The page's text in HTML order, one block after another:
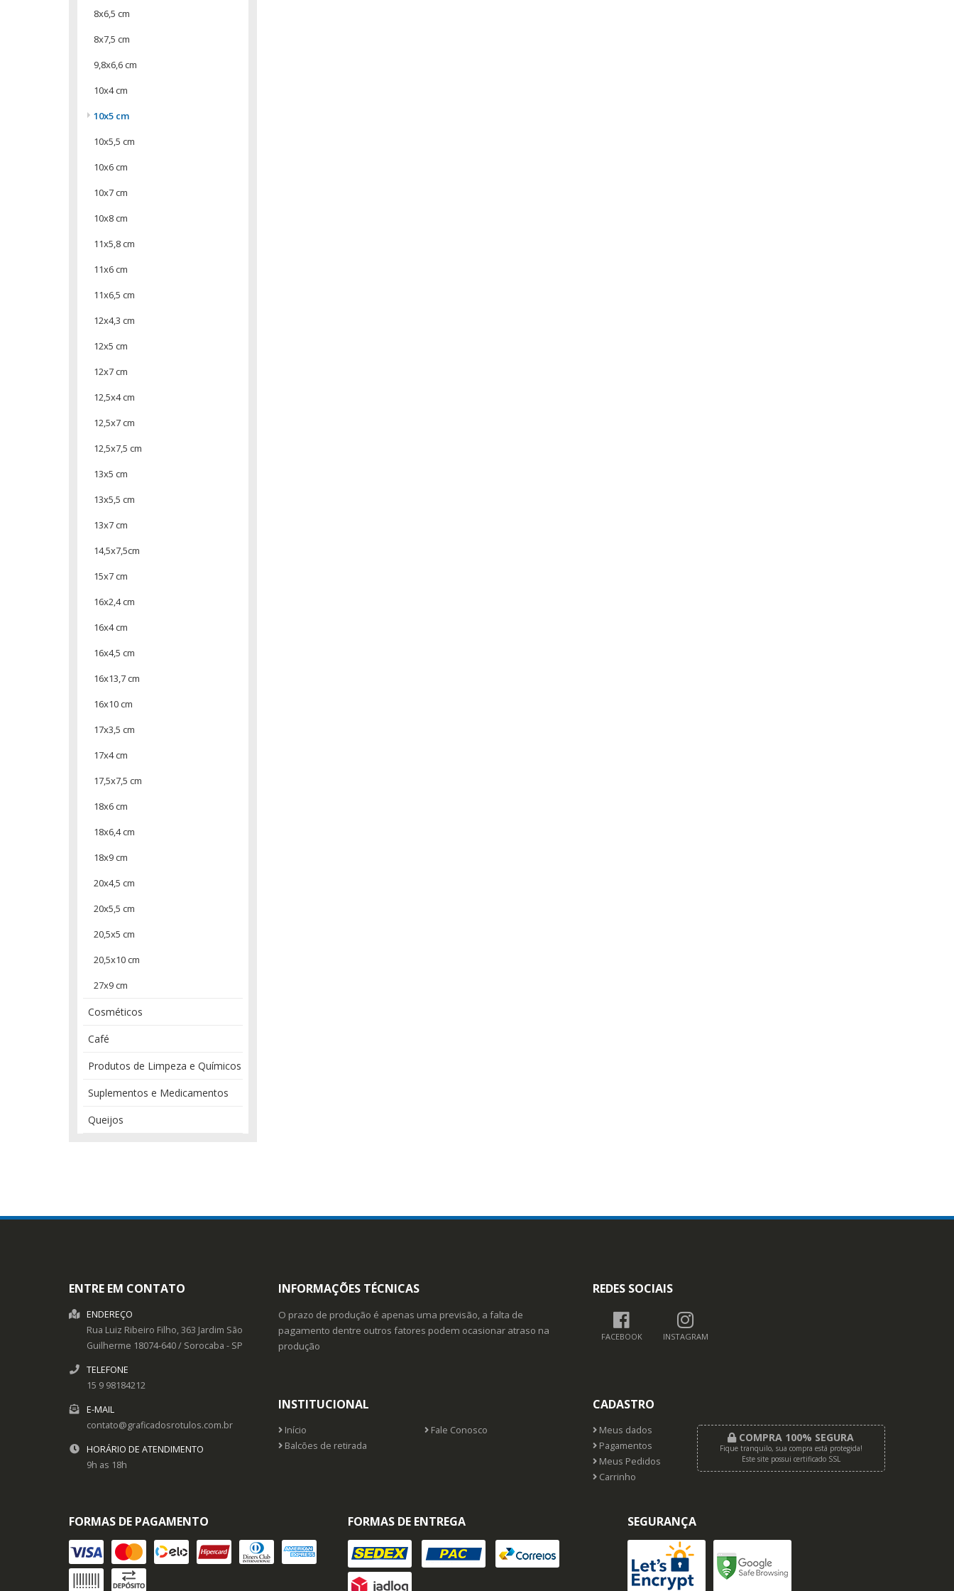
8x6,5 cm
8x7,5 cm
9,8x6,6 cm
10x4 cm
10x5 cm
10x5,5 cm
10x6 cm
10x7 cm
10x8 cm
11x5,8 cm
11x6 cm
11x6,5 cm
12x4,3 cm
12x5 cm
12x7 cm
12,5x4 cm
12,5x7 cm
12,5x7,5 cm
13x5 cm
13x5,5 cm
13x7 cm
14,5x7,5cm
15x7 cm
16x2,4 cm
16x4 cm
16x4,5 cm
16x13,7 cm
16x10 cm
17x3,5 cm
17x4 cm
17,5x7,5 cm
18x6 cm
18x6,4 cm
18x9 cm
20x4,5 cm
20x5,5 cm
20,5x5 cm
20,5x10 cm
27x9 cm
Cosméticos
Café
Produtos de Limpeza e Químicos
Suplementos e Medicamentos
Queijos
ENTRE EM CONTATO
ENDEREÇO
Rua Luiz Ribeiro Filho, 363 Jardim São
Guilherme 18074-640/ Sorocaba - SP
TELEFONE
15 9 98184212
E-MAIL
contato@graficadosrotulos.com.br
HORÁRIO DE ATENDIMENTO
9h as 18h
INFORMAÇÕES TÉCNICAS
O prazo de produção é apenas uma previsão, a falta de
pagamento dentre outros fatores podem ocasionar atraso na
produção
REDES SOCIAIS
FACEBOOK INSTAGRAM
INSTITUCIONAL
Início
Fale Conosco
Balcões de retirada
CADASTRO
Meus dados
Pagamentos
Meus Pedidos
Carrinho
COMPRA 100% SEGURA
Fique tranquilo, sua compra está protegida!
Este site possui certificado SSL
FORMAS DE PAGAMENTO FORMAS DE ENTREGA SEGURANÇA